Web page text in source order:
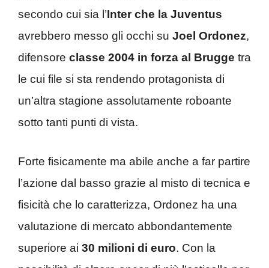
secondo cui sia l’Inter che la Juventus
avrebbero messo gli occhi su Joel Ordonez,
difensore classe 2004 in forza al Brugge tra
le cui file si sta rendendo protagonista di
un’altra stagione assolutamente roboante
sotto tanti punti di vista.
Forte fisicamente ma abile anche a far partire
l’azione dal basso grazie al misto di tecnica e
fisicità che lo caratterizza, Ordonez ha una
valutazione di mercato abbondantemente
superiore ai 30 milioni di euro. Con la